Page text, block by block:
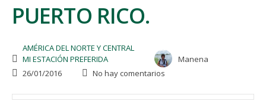
PUERTO RICO.
AMÉRICA DEL NORTE Y CENTRAL
MI ESTACIÓN PREFERIDA
Manena
26/01/2016
No hay comentarios